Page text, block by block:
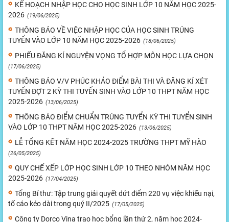
KẾ HOẠCH NHẬP HỌC CHO HỌC SINH LỚP 10 NĂM HỌC 2025-
2026 (19/06/2025)
THÔNG BÁO VỀ VIỆC NHẬP HỌC CỦA HỌC SINH TRÚNG
TUYỂN VÀO LỚP 10 NĂM HỌC 2025-2026 (18/06/2025)
PHIẾU ĐĂNG KÍ NGUYỆN VỌNG TỔ HỢP MÔN HỌC LỰA CHỌN
(17/06/2025)
THÔNG BÁO V/V PHÚC KHẢO ĐIỂM BÀI THI VÀ ĐĂNG KÍ XÉT
TUYỂN ĐỢT 2 KỲ THI TUYỂN SINH VÀO LỚP 10 THPT NĂM HỌC
2025-2026 (13/06/2025)
THÔNG BÁO ĐIỂM CHUẨN TRÚNG TUYỂN KỲ THI TUYỂN SINH
VÀO LỚP 10 THPT NĂM HỌC 2025-2026 (13/06/2025)
LỄ TỔNG KẾT NĂM HỌC 2024-2025 TRƯỜNG THPT MỸ HÀO
(26/05/2025)
QUY CHẾ XẾP LỚP HỌC SINH LỚP 10 THEO NHÓM NĂM HỌC
2025-2026 (17/04/2025)
Tổng Bí thư: Tập trung giải quyết dứt điểm 220 vụ việc khiếu nại,
tố cáo kéo dài trong quý II/2025 (17/05/2025)
Công ty Dorco Vina trao học bổng lần thứ 2, năm học 2024-